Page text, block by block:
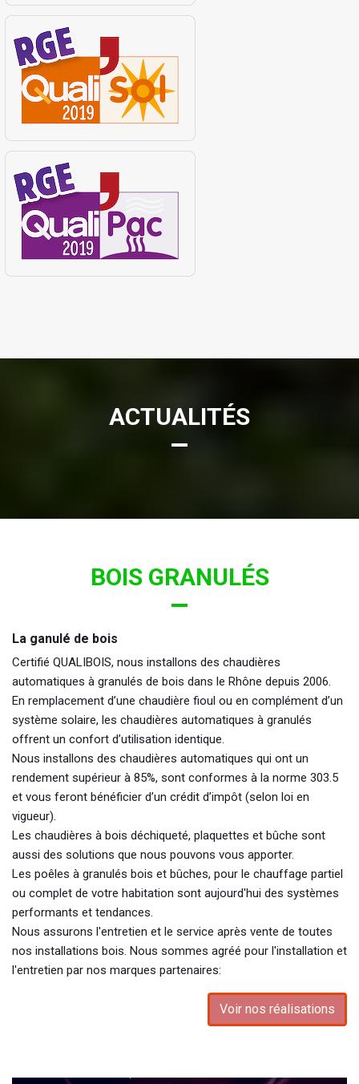
ACTUALITÉS
BOIS GRANULÉS
La ganulé de bois
Certifié QUALIBOIS, nous installons des chaudières
automatiques à granulés de bois dans le Rhône depuis 2006.
En remplacement d’une chaudière fioul ou en complément d’un
système solaire, les chaudières automatiques à granulés
offrent un confort d’utilisation identique.
Nous installons des chaudières automatiques qui ont un
rendement supérieur à 85%, sont conformes à la norme 303.5
et vous feront bénéficier d’un crédit d’impôt (selon loi en
vigueur).
Les chaudières à bois déchiqueté, plaquettes et bûche sont
aussi des solutions que nous pouvons vous apporter.
Les poêles à granulés bois et bûches, pour le chauffage partiel
ou complet de votre habitation sont aujourd'hui des systèmes
performants et tendances.
Nous assurons l'entretien et le service après vente de toutes
nos installations bois. Nous sommes agréé pour l'installation et
l'entretien par nos marques partenaires:
Voir nos réalisations